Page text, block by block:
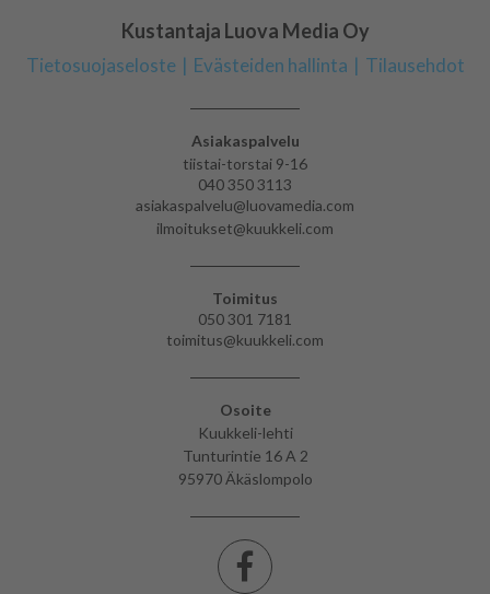
Kustantaja Luova Media Oy
Tietosuojaseloste Evästeiden hallinta Tilausehdot
Asiakaspalvelu
tiistai-torstai 9-16
040 350 3113
asiakaspalvelu@luovamedia.com
ilmoitukset@kuukkeli.com
Toimitus
050 301 7181
toimitus@kuukkeli.com
Osoite
Kuukkeli-lehti
Tunturintie 16 A 2
95970 Äkäslompolo